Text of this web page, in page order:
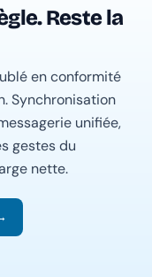
Reste la
en conformité
Synchronisation
unifiée,
gestes du
nette.